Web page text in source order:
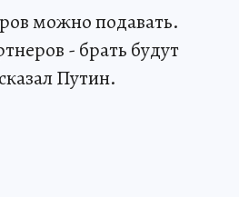
можно подавать.
- брать будут
Путин.